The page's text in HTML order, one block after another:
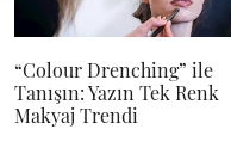
“Colour Drenching” ile
Tanışın: Yazın Tek Renk
Makyaj Trendi